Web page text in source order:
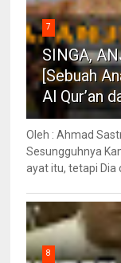
7
SINGA,
[Sebuah
Al Qur’an
Oleh : Ahmad
Sesungguhnya
ayat itu, tetapi Dia
8